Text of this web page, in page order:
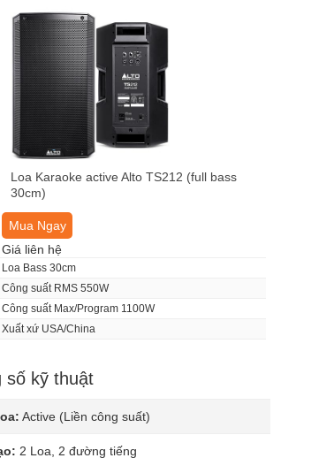
Loa Karaoke active Alto TS212 (full bass
30cm)
Mua Ngay
Giá liên hệ
Loa Bass 30cm
Công suất RMS 550W
Công suất Max/Program 1100W
Xuất xứ USA/China
số kỹ thuật
Active (Liền công suất)
2 Loa, 2 đường tiếng